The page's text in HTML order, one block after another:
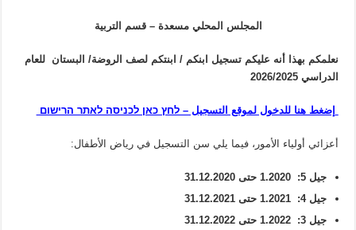
المجلس المحلي مسعدة – قسم التربية
نعلمكم بهذا أنه عليكم تسجيل ابنكم / ابنتكم لصف الروضة/ البستان
للعام
الدراسي2026/2025
إضغط هنا للدخول لموقع التسجيل – לחץ כאן לכניסה לאתר הרישום
أعزائي أولياء الأمور، فيما يلي سن التسجيل في رياض الأطفال:
جيل5:
1.2020 حتى 31.12.2020
جيل4:
1.2021 حتى 31.12.2021
جيل3:
1.2022 حتى 31.12.2022